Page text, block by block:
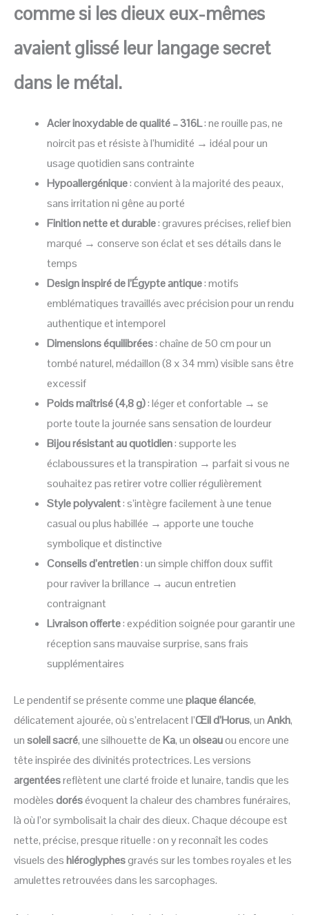
comme si les dieux eux-mêmes
avaient glissé leur langage secret
dans le métal.
Acier inoxydable de qualité – 316L: ne rouille pas, ne
noircit pas et résiste à l’humidité → idéal pour un
usage quotidien sans contrainte
Hypoallergénique: convient à la majorité des peaux,
sans irritation ni gêne au porté
Finition nette et durable: gravures précises, relief bien
marqué → conserve son éclat et ses détails dans le
temps
Design inspiré de l’Égypte antique: motifs
emblématiques travaillés avec précision pour un rendu
authentique et intemporel
Dimensions équilibrées: chaîne de 50 cm pour un
tombé naturel, médaillon (8 x 34 mm) visible sans être
excessif
Poids maîtrisé (4,8 g): léger et confortable → se
porte toute la journée sans sensation de lourdeur
Bijou résistant au quotidien: supporte les
éclaboussures et la transpiration → parfait si vous ne
souhaitez pas retirer votre collier régulièrement
Style polyvalent: s’intègre facilement à une tenue
casual ou plus habillée → apporte une touche
symbolique et distinctive
Conseils d’entretien: un simple chiffon doux suffit
pour raviver la brillance → aucun entretien
contraignant
Livraison offerte: expédition soignée pour garantir une
réception sans mauvaise surprise, sans frais
supplémentaires
Le pendentif se présente comme uneplaque élancée,
délicatement ajourée, où s’entrelacent l’Œil d’Horus, unAnkh,
unsoleil sacré, une silhouette deKa, unoiseauou encore une
tête inspirée des divinités protectrices. Les versions
argentéesreflètent une clarté froide et lunaire, tandis que les
modèlesdorésévoquent la chaleur des chambres funéraires,
là où l’or symbolisait la chair des dieux. Chaque découpe est
nette, précise, presque rituelle : on y reconnaît les codes
visuels deshiéroglyphesgravés sur les tombes royales et les
amulettes retrouvées dans les sarcophages.